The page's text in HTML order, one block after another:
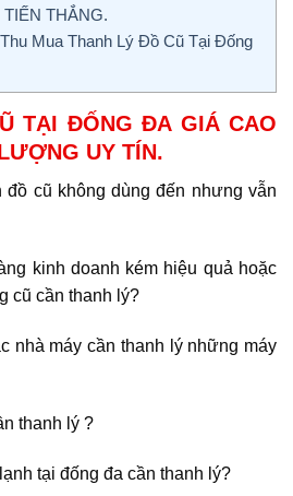
THẮNG.
Mua Thanh Lý Đồ Cũ Tại Đống
TẠI ĐỐNG ĐA GIÁ CAO
UY TÍN.
đồ cũ không dùng đến nhưng vẫn
kinh doanh kém hiệu quả hoặc
cũ cần thanh lý?
nhà máy cần thanh lý những máy
thanh lý ?
tại đống đa cần thanh lý?